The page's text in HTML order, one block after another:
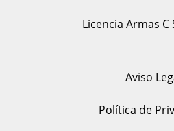
Licencia Armas C
Aviso
Política de